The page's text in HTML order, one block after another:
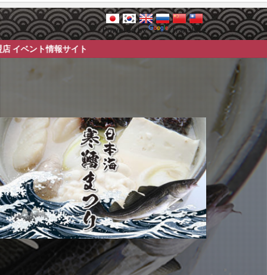
Powered by
Translate
ト